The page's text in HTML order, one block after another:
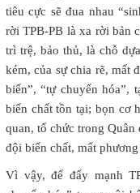
tiêu cực sẽ đua nhau
rời TPB-PB là xa rời bản
trì trệ, bảo thủ, là chỗ
kém, của sự chia rẽ, mất
biến”, “tự chuyển hóa”,
biến chất tồn tại; bọn cơ
quan, tổ chức trong
đội biến chất, mất
Vì vậy, để đẩy mạnh